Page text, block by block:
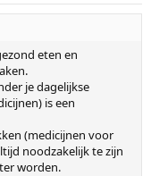
eten en
je dagelijkse
is een
(medicijnen voor
noodzakelijk te zijn
worden.